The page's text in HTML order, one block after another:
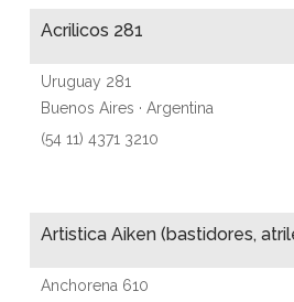
Acrilicos 281
Uruguay 281
Buenos Aires · Argentina
(54 11) 4371 3210
Artistica Aiken (bastidores,
Anchorena 610